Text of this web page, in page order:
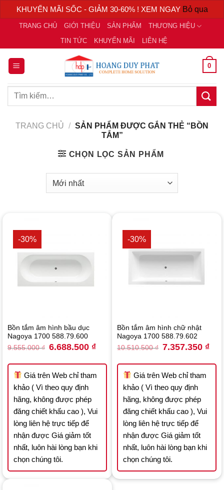
KHUYẾN MÃI SỐC - GIẢM 30-60% ! XEM NGAY Bỏ qua
Chuyển
nội
dung
TRANG CHỦ GIỚI THIỆU SẢN PHẨM
THƯƠNG HIỆU
TIN TỨC
KHUYẾN MÃI LIÊN HỆ
0
Tìm
TRANG CHỦ / SẢN PHẨM ĐƯỢC GẮN THẺ “BỒN
TẮM”
CHỌN LỌC SẢN PHẨM
-30%
Bồn tắm âm hình bầu dục
Nagoya 1700 588.79.600
9.555.000₫ Original
price
9.555.000 ₫.
6.688.500 ₫Current
6.688.500 ₫.
Giá trên Web chỉ tham
khảo ( Vì theo quy định
hãng, không được phép
đăng chiết khấu cao ), Vui
lòng liên hệ trực tiếp để
nhận được Giá giảm tốt
nhất, luôn hài lòng bạn khi
chọn chúng tôi.
-30%
Bồn tắm âm hình chữ nhật
Nagoya 1700 588.79.602
10.510.500₫ Original
price
10.510.500 ₫.
7.357.350 ₫
Giá trên Web chỉ tham
khảo ( Vì theo quy định
hãng, không được phép
đăng chiết khấu cao ), Vui
lòng liên hệ trực tiếp để
nhận được Giá giảm tốt
nhất, luôn hài lòng bạn khi
chọn chúng tôi.